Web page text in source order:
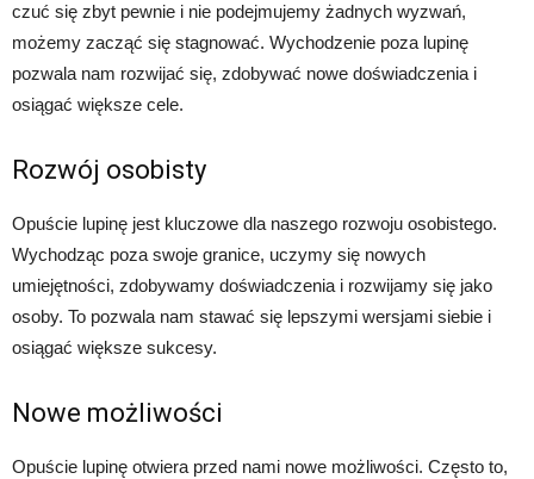
czuć się zbyt pewnie i nie podejmujemy żadnych wyzwań,
możemy zacząć się stagnować. Wychodzenie poza lupinę
pozwala nam rozwijać się, zdobywać nowe doświadczenia i
osiągać większe cele.
Rozwój osobisty
Opuście lupinę jest kluczowe dla naszego rozwoju osobistego.
Wychodząc poza swoje granice, uczymy się nowych
umiejętności, zdobywamy doświadczenia i rozwijamy się jako
osoby. To pozwala nam stawać się lepszymi wersjami siebie i
osiągać większe sukcesy.
Nowe możliwości
Opuście lupinę otwiera przed nami nowe możliwości. Często to,